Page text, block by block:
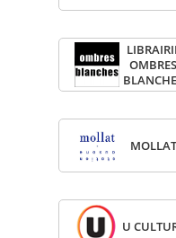
OMBRES
MOL­LAT
U